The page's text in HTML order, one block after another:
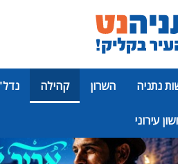
נתניה השרון קהילה
עירוני